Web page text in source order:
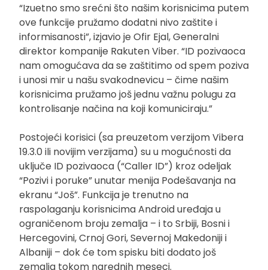
“Izuetno smo srećni što našim korisnicima putem
ove funkcije pružamo dodatni nivo zaštite i
informisanosti”, izjavio je Ofir Ejal, Generalni
direktor kompanije Rakuten Viber. “ID pozivaoca
nam omogućava da se zaštitimo od spem poziva
i unosi mir u našu svakodnevicu – čime našim
korisnicima pružamo još jednu važnu polugu za
kontrolisanje načina na koji komuniciraju.”
Postojeći korisici (sa preuzetom verzijom Vibera
19.3.0 ili novijim verzijama) su u mogućnosti da
uključe ID pozivaoca (“Caller ID”) kroz odeljak
“Pozivi i poruke” unutar menija Podešavanja na
ekranu “Još”. Funkcija je trenutno na
raspolaganju korisnicima Android uređaja u
ograničenom broju zemalja – i to Srbiji, Bosni i
Hercegovini, Crnoj Gori, Severnoj Makedoniji i
Albaniji – dok će tom spisku biti dodato još
zemalja tokom narednih meseci.